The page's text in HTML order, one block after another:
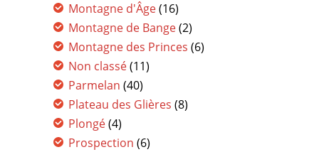
Montagne d'Âge(16)
Montagne de Bange(2)
Montagne des Princes (6)
Non classé(11)
Parmelan (40)
Plateau des Glières (8)
Plongé(4)
Prospection (6)